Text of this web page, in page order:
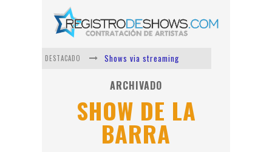
DESTACADO
Shows via streaming
Lit Killah
Nicki Nicole
Duki
Vi Em
ARCHIVADO
SHOW DE LA
BARRA